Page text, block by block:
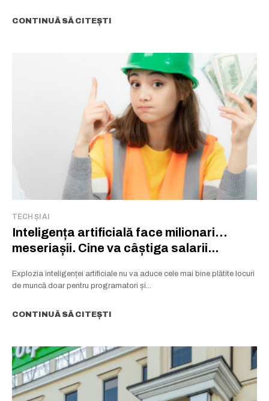
CONTINUĂ SĂ CITEȘTI
TECH ȘI AI
Inteligența artificială face milionari…
meseriașii. Cine va câștiga salarii...
Explozia inteligenței artificiale nu va aduce cele mai bine plătite locuri
de muncă doar pentru programatori și...
CONTINUĂ SĂ CITEȘTI